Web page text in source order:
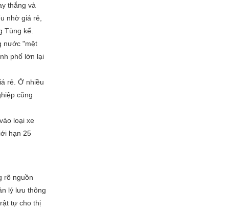
thắng và
nhờ giá rẻ,
Tùng kể.
nước "mệt
phố lớn lại
rẻ. Ở nhiều
cũng
loại xe
hạn 25
rõ nguồn
lý lưu thông
tự cho thị